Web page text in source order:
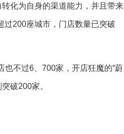
化为自身的渠道能力，并且带来
过200座城市，门店数量已突破
不过6、700家，开店狂魔的“蔚
破200家。